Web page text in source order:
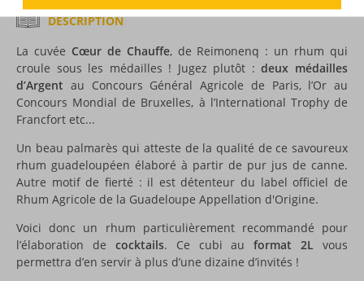
DESCRIPTION
La cuvée Cœur de Chauffe, de Reimonenq : un rhum qui
croule sous les médailles ! Jugez plutôt :deux médailles
d’Argent au Concours Général Agricole de Paris, l’Or au
Concours Mondial de Bruxelles, à l’International Trophy de
Francfort etc...
Un beau palmarès qui atteste de la qualité de ce savoureux
rhum guadeloupéen élaboré à partir de pur jus de canne.
Autre motif de fierté : il est détenteur du label officiel de
Rhum Agricole de la Guadeloupe Appellation d'Origine.
Voici donc un rhum particulièrement recommandé pour
l’élaboration de cocktails. Ce cubi auformat 2L vous
permettra d’en servir à plus d’une dizaine d’invités !